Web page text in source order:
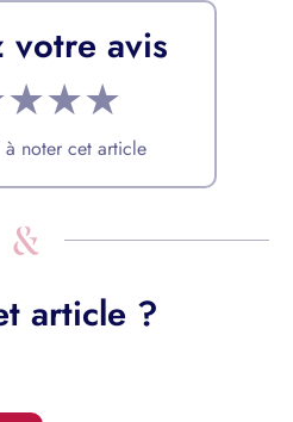
votre avis
★★★
à noter cet article
article ?